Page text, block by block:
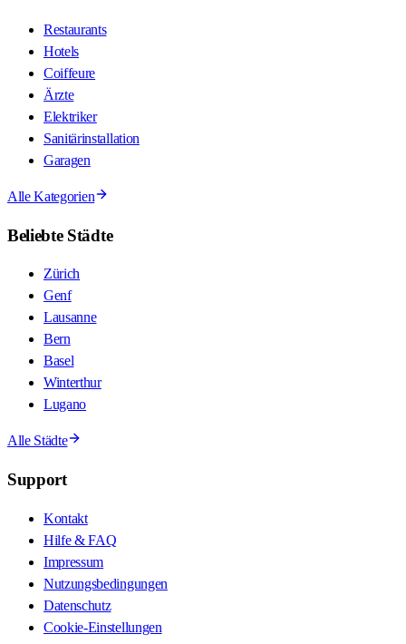
Restaurants
Hotels
Coiffeure
Ärzte
Elektriker
Sanitärinstallation
Garagen
Alle Kategorien
Beliebte Städte
Zürich
Genf
Lausanne
Bern
Basel
Winterthur
Lugano
Alle Städte
Support
Kontakt
Hilfe & FAQ
Impressum
Nutzungsbedingungen
Datenschutz
Cookie-Einstellungen